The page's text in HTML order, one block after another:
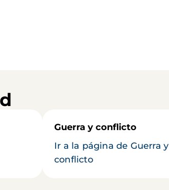
Guerra y conflicto
Ir a la página de Guerra y
conflicto